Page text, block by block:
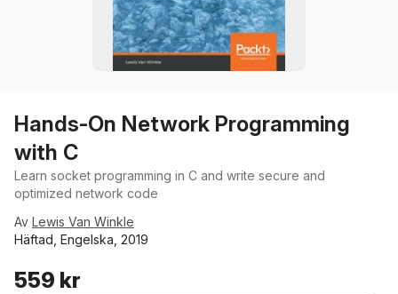
Hands-On Network Programming
with C
Learn socket programming in C and write secure and
optimized network code
Av Lewis Van Winkle
Häftad, Engelska, 2019
559 kr